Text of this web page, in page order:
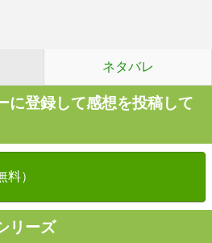
ネタバレ
に登録して感想を投稿して
）
リーズ